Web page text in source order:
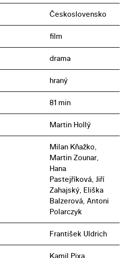
Československo
film
drama
hraný
81 min
Martin Hollý
Milan Kňažko,
Martin Zounar,
Hana
Pastejříková, Jiří
Zahajský, Eliška
Balzerová, Antoni
Polarczyk
František Uldrich